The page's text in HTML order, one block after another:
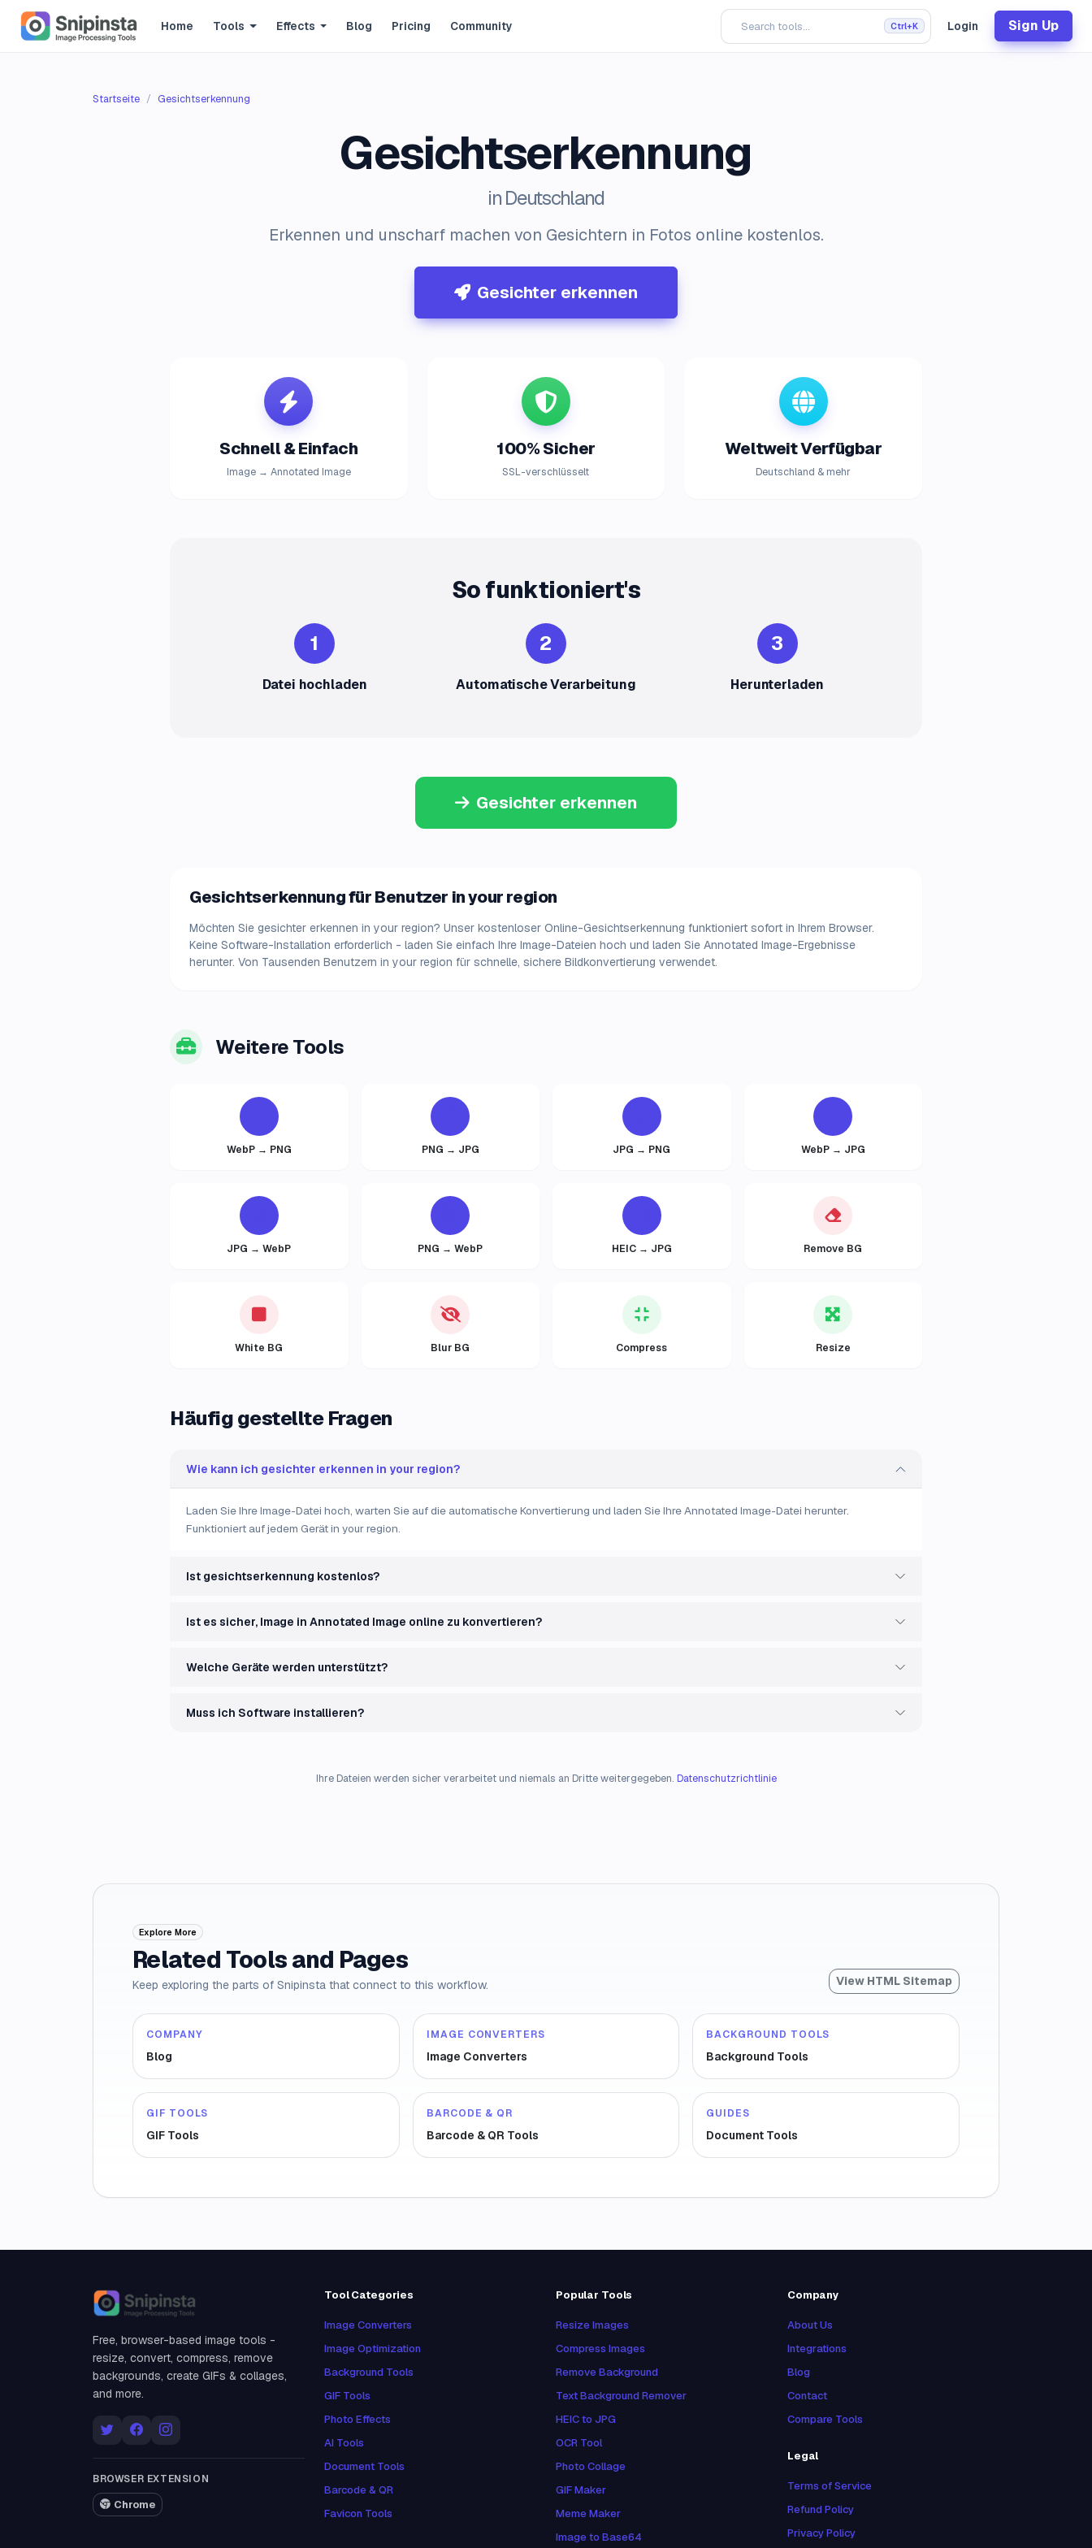
Home Tools Effects Blog Pricing Community Ctrl+K Login Sign Up
Startseite Gesichtserkennung
Gesichtserkennung
in Deutschland
Erkennen und unscharf machen von Gesichtern in Fotos online kostenlos.
Gesichter erkennen
Schnell & Einfach
Image → Annotated Image
100% Sicher
SSL-verschlüsselt
Weltweit Verfügbar
Deutschland & mehr
So funktioniert's
1
Datei hochladen
2
Automatische Verarbeitung
3
Herunterladen
Gesichter erkennen
Gesichtserkennung für Benutzer in your region
Möchten Sie gesichter erkennen in your region? Unser kostenloser Online-Gesichtserkennung funktioniert sofort in Ihrem Browser.
Keine Software-Installation erforderlich - laden Sie einfach Ihre Image-Dateien hoch und laden Sie Annotated Image-Ergebnisse
herunter. Von Tausenden Benutzern in your region für schnelle, sichere Bildkonvertierung verwendet.
Weitere Tools
WebP → PNG PNG → JPG JPG → PNG WebP → JPG
JPG → WebP PNG → WebP HEIC → JPG Remove BG
White BG Blur BG Compress Resize
Häufig gestellte Fragen
Wie kann ich gesichter erkennen in your region?
Laden Sie Ihre Image-Datei hoch, warten Sie auf die automatische Konvertierung und laden Sie Ihre Annotated Image-Datei herunter.
Funktioniert auf jedem Gerät in your region.
Ist gesichtserkennung kostenlos?
Ist es sicher, Image in Annotated Image online zu konvertieren?
Welche Geräte werden unterstützt?
Muss ich Software installieren?
Ihre Dateien werden sicher verarbeitet und niemals an Dritte weitergegeben. Datenschutzrichtlinie
Explore More
Related Tools and Pages
Keep exploring the parts of Snipinsta that connect to this workflow. View HTML Sitemap
COMPANY
Blog
IMAGE CONVERTERS
Image Converters
BACKGROUND TOOLS
Background Tools
GIF TOOLS
GIF Tools
BARCODE & QR
Barcode & QR Tools
GUIDES
Document Tools
Snipinsta
Free, browser-based image tools -
resize, convert, compress, remove
backgrounds, create GIFs & collages,
and more.
BROWSER EXTENSION
Chrome
Tool Categories
Image Converters
Image Optimization
Background Tools
GIF Tools
Photo Effects
AI Tools
Document Tools
Barcode & QR
Favicon Tools
Popular Tools
Resize Images
Compress Images
Remove Background
Text Background Remover
HEIC to JPG
OCR Tool
Photo Collage
GIF Maker
Meme Maker
Image to Base64
Company
About Us
Integrations
Blog
Contact
Compare Tools
Legal
Terms of Service
Refund Policy
Privacy Policy